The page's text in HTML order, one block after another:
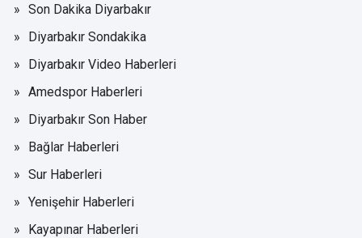
Son Dakika Diyarbakır
Diyarbakır Sondakika
Diyarbakır Video Haberleri
Amedspor Haberleri
Diyarbakır Son Haber
Bağlar Haberleri
Sur Haberleri
Yenişehir Haberleri
Kayapınar Haberleri